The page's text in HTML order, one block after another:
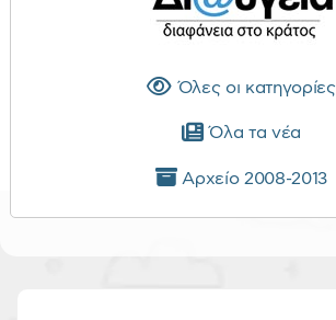
Όλες οι κατηγορίες
Όλα τα νέα
Αρχείο 2008-2013